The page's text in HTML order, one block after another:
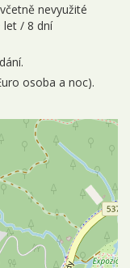
nevyužité
let / 8 dní
osoba a noc).